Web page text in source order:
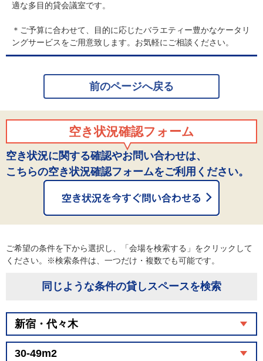
適な多目的貸会議室です。
＊ご予算に合わせて、目的に応じたバラエティー豊かなケータリ
ングサービスをご用意致します。お気軽にご相談ください。
前のページへ戻る
空き状況確認フォーム
空き状況に関する確認やお問い合わせは、
こちらの空き状況確認フォームをご利用ください。
ご希望の条件を下から選択し、「会場を検索する」をクリックして
ください。※検索条件は、一つだけ・複数でも可能です。
同じような条件の貸しスペースを検索